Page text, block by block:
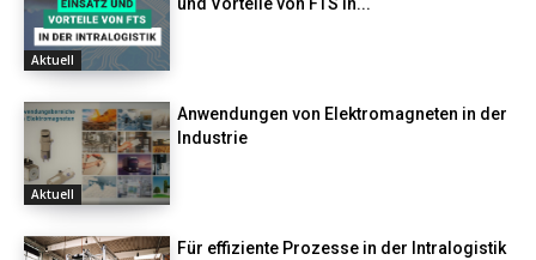
Aktuell
und Vorteile von FTS in...
Aktuell
Anwendungen von Elektromagneten in der
Industrie
Für effiziente Prozesse in der Intralogistik